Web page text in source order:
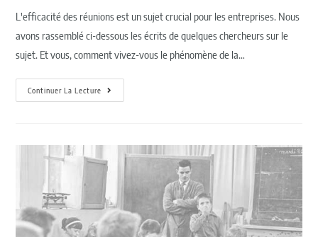
L'efficacité des réunions est un sujet crucial pour les entreprises. Nous
avons rassemblé ci-dessous les écrits de quelques chercheurs sur le
sujet. Et vous, comment vivez-vous le phénomène de la…
Continuer La Lecture